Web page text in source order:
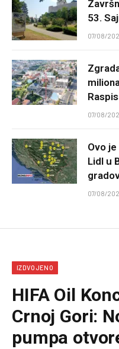
53.
07/08/
07/08/
Ovo
Lidl u
07/08/
IZDVOJENO
HIFA Oil
Crnoj Gori:
pumpa